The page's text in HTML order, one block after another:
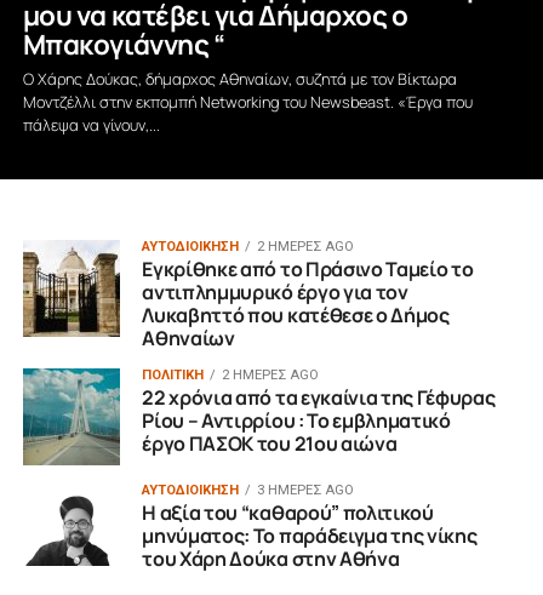
μου να κατέβει για Δήμαρχος ο
Μπακογιάννης “
Ο Χάρης Δούκας, δήμαρχος Αθηναίων, συζητά με τον Βίκτωρα
Μοντζέλλι στην εκπομπή Networking του Newsbeast. «Έργα που
πάλεψα να γίνουν,...
ΑΥΤΟΔΙΟΙΚΗΣΗ 2 ΗΜΈΡΕΣ AGO
Εγκρίθηκε από το Πράσινο Ταμείο το
αντιπλημμυρικό έργο για τον
Λυκαβηττό που κατέθεσε ο Δήμος
Αθηναίων
ΠΟΛΙΤΙΚΗ 2 ΗΜΈΡΕΣ AGO
22 χρόνια από τα εγκαίνια της Γέφυρας
Ρίου – Αντιρρίου : Το εμβληματικό
έργο ΠΑΣΟΚ του 21ου αιώνα
ΑΥΤΟΔΙΟΙΚΗΣΗ 3 ΗΜΈΡΕΣ AGO
Η αξία του “καθαρού” πολιτικού
μηνύματος: Το παράδειγμα της νίκης
του Χάρη Δούκα στην Αθήνα